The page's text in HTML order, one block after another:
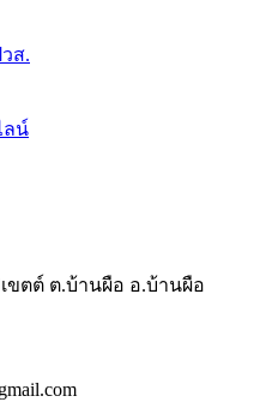
ส.
ลน์
ขตต์ ต.บ้านผือ อ.บ้านผือ